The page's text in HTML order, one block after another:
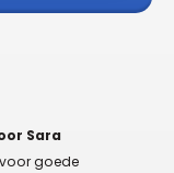
Sara
goede